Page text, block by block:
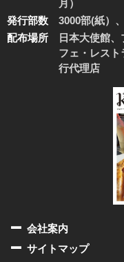
月）
発行部数
3000部(紙）
配布場所
日本大使館
フェ・レス
行代理店
会社案内
サイトマップ